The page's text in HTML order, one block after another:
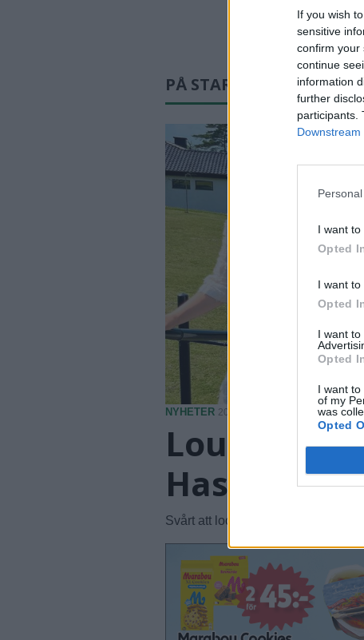
If you wish
sensitive
confirm your
continue
information
further
participants.
I want to
Opted
I want to
Opted
I want
Opted
I want
of my
was
Opted
PÅ STARTSIDAN JUST
NYHETER 2026-08-07 KL. 06:00
Louise
Hasslöv:
Svårt att locka Hasslövsborna till